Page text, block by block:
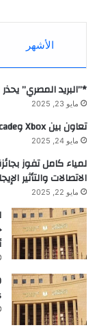
الأشهر
*”البريد المصري”
مايو 23, 2025
تعاون بين Xbox وAntstream Arcade
مايو 24, 2025
لمياء كامل تفوز
الاتصالات والتأثير
مايو 22, 2025